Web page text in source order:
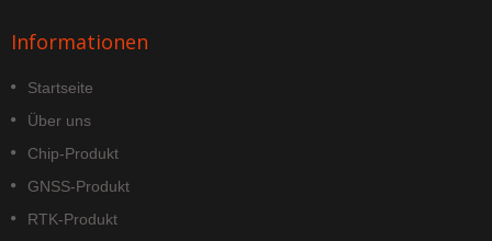
Informationen
Startseite
Über uns
Chip-Produkt
GNSS-Produkt
RTK-Produkt